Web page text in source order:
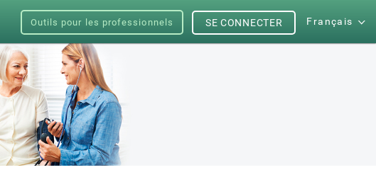
Outils pour les professionnels Français
SE CONNECTER